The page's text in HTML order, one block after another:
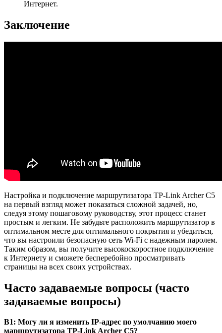
Интернет.
Заключение
Настройка и подключение маршрутизатора TP-Link Archer C5
на первый взгляд может показаться сложной задачей, но,
следуя этому пошаговому руководству, этот процесс станет
простым и легким. Не забудьте расположить маршрутизатор в
оптимальном месте для оптимального покрытия и убедиться,
что вы настроили безопасную сеть Wi-Fi с надежным паролем.
Таким образом, вы получите высокоскоростное подключение
к Интернету и сможете бесперебойно просматривать
страницы на всех своих устройствах.
Часто задаваемые вопросы (часто
задаваемые вопросы)
В1: Могу ли я изменить IP-адрес по умолчанию моего
маршрутизатора TP-Link Archer C5?